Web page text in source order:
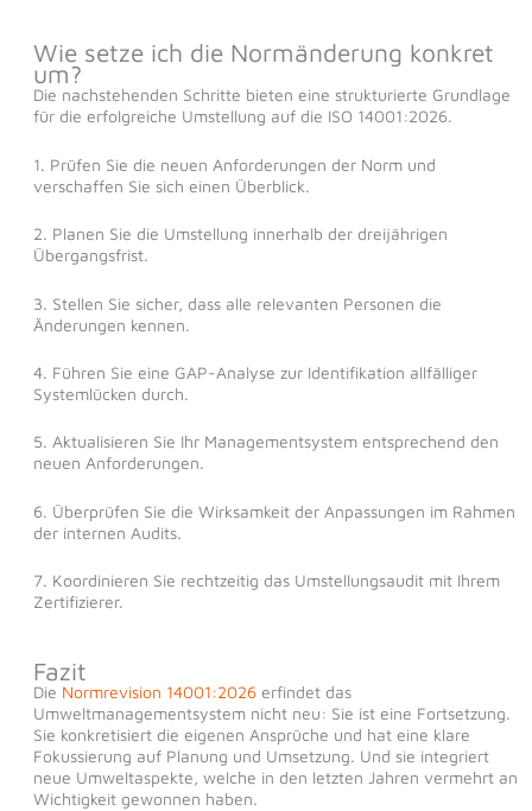
Wie setze ich die Normänderung konkret
um?
Die nachstehenden Schritte bieten eine strukturierte Grundlage
für die erfolgreiche Umstellung auf die ISO 14001:2026.
1. Prüfen Sie die neuen Anforderungen der Norm und
verschaffen Sie sich einen Überblick.
2. Planen Sie die Umstellung innerhalb der dreijährigen
Übergangsfrist.
3. Stellen Sie sicher, dass alle relevanten Personen die
Änderungen kennen.
4. Führen Sie eine GAP-Analyse zur Identifikation allfälliger
Systemlücken durch.
5. Aktualisieren Sie Ihr Managementsystem entsprechend den
neuen Anforderungen.
6. Überprüfen Sie die Wirksamkeit der Anpassungen im Rahmen
der internen Audits.
7. Koordinieren Sie rechtzeitig das Umstellungsaudit mit Ihrem
Zertifizierer.
Fazit
Die Normrevision 14001:2026erfindet das
Umweltmanagementsystem nicht neu: Sie ist eine Fortsetzung.
Sie konkretisiert die eigenen Ansprüche und hat eine klare
Fokussierung auf Planung und Umsetzung. Und sie integriert
neue Umweltaspekte, welche in den letzten Jahren vermehrt an
Wichtigkeit gewonnen haben.